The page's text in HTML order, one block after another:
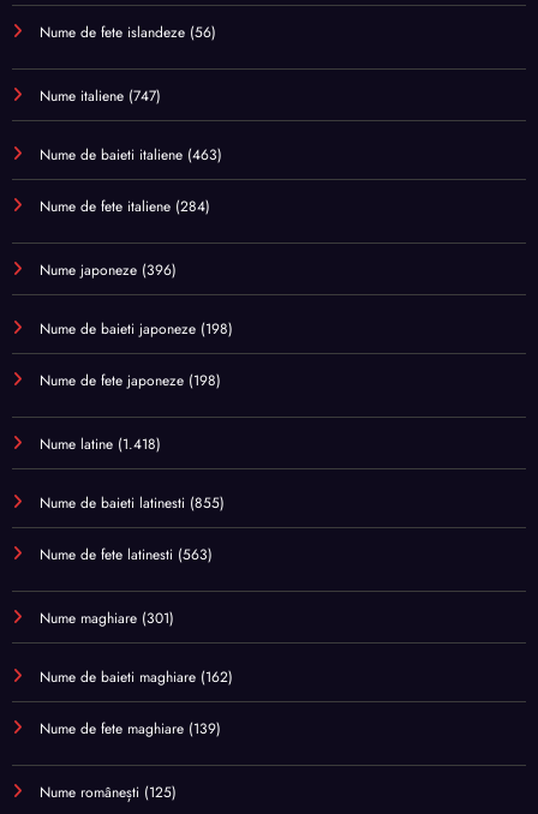
Nume de fete islandeze (56)
Nume italiene (747)
Nume de baieti italiene (463)
Nume de fete italiene (284)
Nume japoneze (396)
Nume de baieti japoneze (198)
Nume de fete japoneze (198)
Nume latine (1.418)
Nume de baieti latinesti (855)
Nume de fete latinesti (563)
Nume maghiare (301)
Nume de baieti maghiare (162)
Nume de fete maghiare (139)
Nume românești (125)